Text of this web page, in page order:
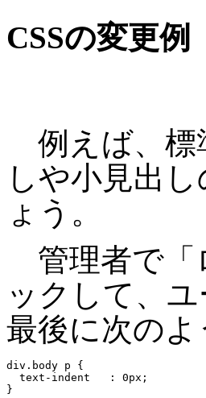
CSSの変更例
例えば、標
しや小見出
ょう。
管理者で「
ックして、
最後に次の
div.body p {
  text-indent   : 0px;
}